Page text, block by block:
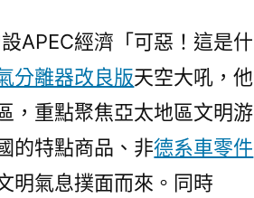
APEC經濟「可惡！這是什
分離器改良版天空大吼，他
，重點聚焦亞太地區文明游
的特點商品、非德系車零件
明氣息撲面而來。同時